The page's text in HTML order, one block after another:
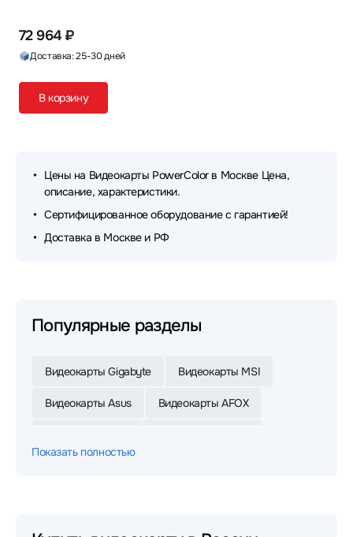
72 964 ₽
Доставка: 25-30 дней
В корзину
Цены на Видеокарты PowerColor в Москве Цена,
описание, характеристики.
Сертифицированное оборудование с гарантией!
Доставка в Москве и РФ
Популярные разделы
Видеокарты Gigabyte Видеокарты MSI
Видеокарты Asus Видеокарты AFOX
Показать полностью